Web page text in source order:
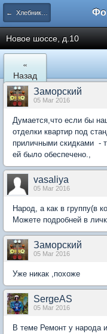
← Хлебниково
Новое шоссе, д.10
«
Назад
Заморский
05 Mar 2016
Думается,что если бы
отделки квартир под
приличными скидками -
ей было обеспечено.,
vasaliya
05 Mar 2016
Народ, а как в группу(в
Можете подробней в
Заморский
05 Mar 2016
Уже никак ,похоже
SergeAS
05 Mar 2016
В теме Ремонт у народа